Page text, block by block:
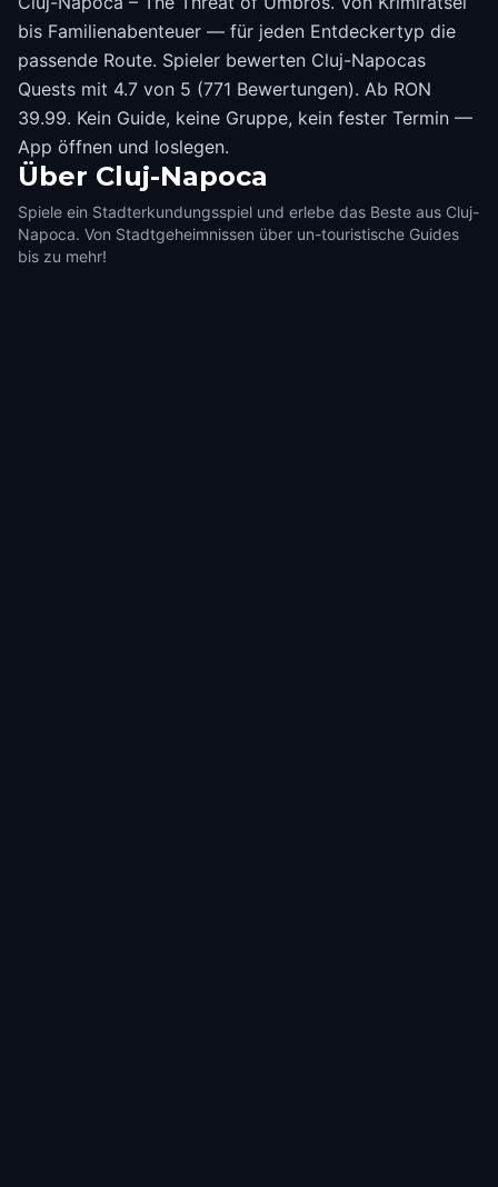
bis Familienabenteuer — für jeden Entdeckertyp die
passende Route. Spieler bewerten Cluj-Napocas
Quests mit 4.7 von 5 (771 Bewertungen). Ab RON
39.99. Kein Guide, keine Gruppe, kein fester Termin —
App öffnen und loslegen.
Über Cluj-Napoca
Spiele ein Stadterkundungsspiel und erlebe das Beste aus Cluj-
Napoca. Von Stadtgeheimnissen über un-touristische Guides
bis zu mehr!